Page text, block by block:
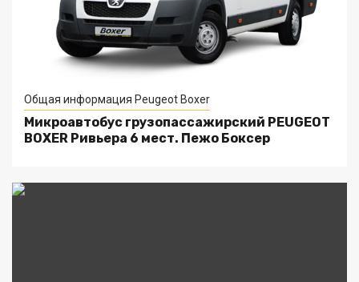
Общая информация Peugeot Boxer
Микроавтобус грузопассажирский PEUGEOT
BOXER Ривьера 6 мест. Пежо Боксер